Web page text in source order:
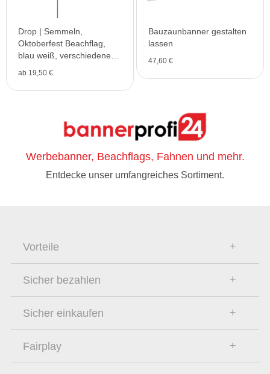
Drop | Semmeln,
Oktoberfest Beachflag,
blau weiß, verschiedene
ab 19,50 €
Bauzaunbanner gestalten
lassen
47,60 €
Werbebanner, Beachflags, Fahnen und mehr.
Entdecke unser umfangreiches Sortiment.
Vorteile
Sicher bezahlen
Sicher einkaufen
Fairplay